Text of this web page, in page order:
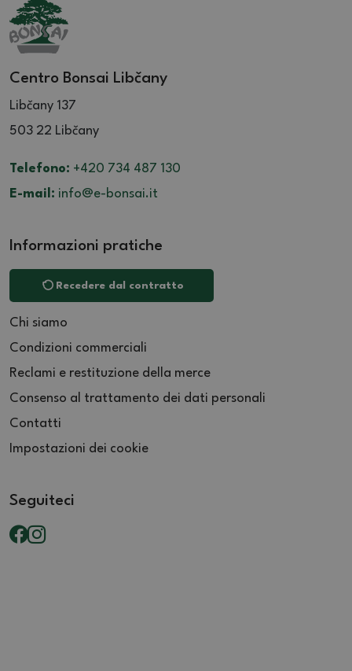
Centro Bonsai Libčany
Libčany 137
503 22 Libčany
Telefono: +420 734 487 130
E-mail: info@e-bonsai.it
Informazioni pratiche
Recedere dal contratto
Chi siamo
Condizioni commerciali
Reclami e restituzione della merce
Consenso al trattamento dei dati personali
Contatti
Impostazioni dei cookie
Seguiteci